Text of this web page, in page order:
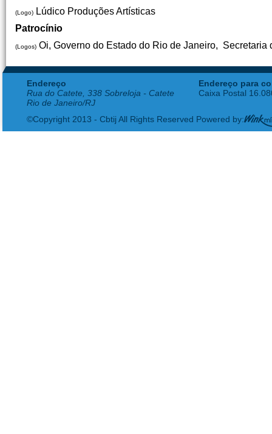
(Logo)
Lúdico Produções Artísticas
Patrocínio
(Logos) Oi, Governo do Estado do Rio de Janeiro,
Endereço
Rua do Catete, 338 Sobreloja - Catete
Rio de Janeiro/RJ
Endereço para
Caixa Postal
©Copyright 2013 - Cbtij All Rights Reserved Powered by: